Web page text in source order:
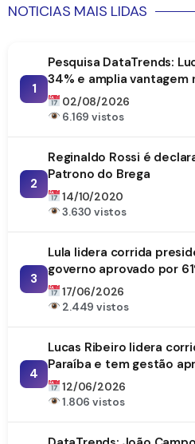
NOTICIAS MAIS LIDAS
1
Pesquisa DataTrends:
34% e amplia vantagem
da Paraíba
02/08/2026
6.169 vistos
2
Reginaldo Rossi é
Patrono do Brega
14/10/2020
3.630 vistos
3
Lula lidera corrida
governo aprovado por
17/06/2026
2.449 vistos
4
Lucas Ribeiro lidera
Paraíba e tem gestão
DataTrends
12/06/2026
1.806 vistos